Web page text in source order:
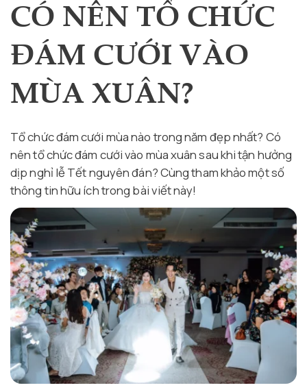
CÓ NÊN TỔ CHỨC
ĐÁM CƯỚI VÀO
MÙA XUÂN?
Tổ chức đám cưới mùa nào trong năm đẹp nhất? Có
nên tổ chức đám cưới vào mùa xuân sau khi tận hưởng
dịp nghỉ lễ Tết nguyên đán? Cùng tham khảo một số
thông tin hữu ích trong bài viết này!